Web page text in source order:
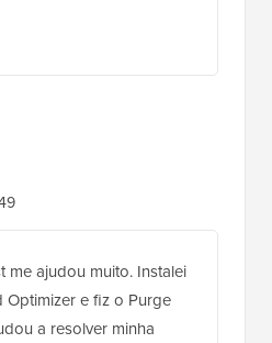
me ajudou muito. Instalei
e fiz o Purge
a resolver minha